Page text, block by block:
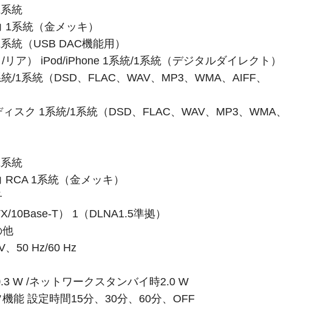
統
系統（金メッキ）
統（USB DAC機能用）
リア） iPod/iPhone 1系統/1系統（デジタルダイレクト）
/1系統（DSD、FLAC、WAV、MP3、WMA、AIFF、
スク 1系統/1系統（DSD、FLAC、WAV、MP3、WMA、
統
1系統（金メッキ）
10Base-T） 1（DLNA1.5準拠）
他
、50 Hz/60 Hz
W /ネットワークスタンバイ時2.0 W
能 設定時間15分、30分、60分、OFF